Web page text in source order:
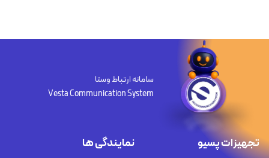
سامانه ارتباط وستا
Vesta Communication System
تجهیزات پسیو نمایندگی ها